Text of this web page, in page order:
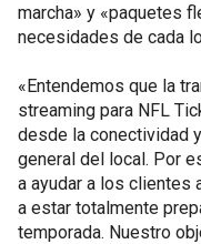
marcha» y «paquetes
necesidades de cada
«Entendemos que la
streaming para NFL
desde la conectividad
general del local. Por
a ayudar a los clientes
a estar totalmente
temporada. Nuestro